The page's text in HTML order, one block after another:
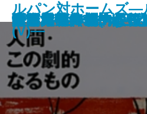
女坂
ぼんち
江戸川乱歩傑作選
駅前旅館
永すぎた春
眠狂四郎無頼控〔五
眠狂四郎無頼控〔四
眠狂四郎無頼控〔三
眠狂四郎無頼控〔二
眠狂四郎無頼控〔一
人間・この劇的なる
ドイル傑作集(III)―
海と毒薬
暖簾
パニック・裸の王様
ルパン対ホームズ―
(V)―
青い鳥
白い人・黄色い人
奇岩城―ルパン傑
雨・赤毛―モーム